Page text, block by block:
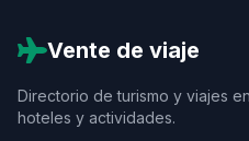
Vente de viaje
Directorio de turismo y viajes
hoteles y actividades.